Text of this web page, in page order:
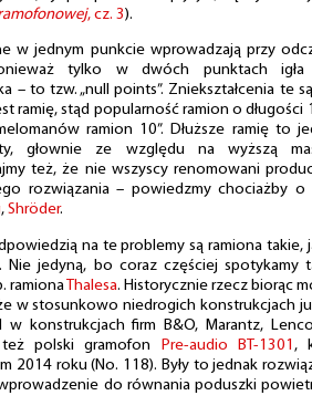
, cz. 3).
w jednym punkcie wprowadzają przy
tylko w dwóch punktach
– to tzw. „null points”. Zniekształcenia te
ramię, stąd popularność ramion o długości
ramion 10”. Dłuższe ramię to
głownie ze względu na wyższą
też, że nie wszyscy renomowani
rozwiązania – powiedzmy chociażby o
, Shröder.
na te problemy są ramiona takie,
Nie jedyną, bo coraz częściej spotykamy
ramiona
Thalesa. Historycznie rzecz biorąc
w stosunkowo niedrogich konstrukcjach
w konstrukcjach firm B&O, Marantz,
polski gramofon
Pre-audio BT-1301 ,
2014 roku (No. 118). Były to jednak
do równania poduszki